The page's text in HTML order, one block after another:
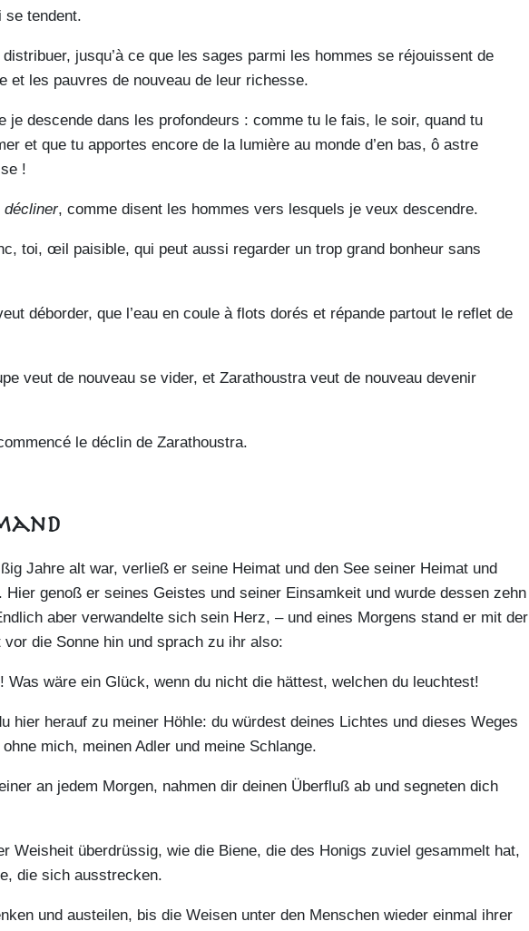
se tendent.
jusqu’à ce que les sages parmi les hommes se réjouissent de
et les pauvres de nouveau de leur richesse.
je descende dans les profondeurs : comme tu le fais, le soir, quand tu
et que tu apportes encore de la lumière au monde d’en bas, ô astre
!
décliner, comme disent les hommes vers lesquels je veux descendre.
toi, œil paisible, qui peut aussi regarder un trop grand bonheur sans
déborder, que l’eau en coule à flots dorés et répande partout le reflet de
veut de nouveau se vider, et Zarathoustra veut de nouveau devenir
le déclin de Zarathoustra.
Jahre alt war, verließ er seine Heimat und den See seiner Heimat und
Hier genoß er seines Geistes und seiner Einsamkeit und wurde dessen zehn
aber verwandelte sich sein Herz, – und eines Morgens stand er mit der
die Sonne hin und sprach zu ihr also:
Was wäre ein Glück, wenn du nicht die hättest, welchen du leuchtest!
hier herauf zu meiner Höhle: du würdest deines Lichtes und dieses Weges
mich, meinen Adler und meine Schlange.
an jedem Morgen, nahmen dir deinen Überfluß ab und segneten dich
Weisheit überdrüssig, wie die Biene, die des Honigs zuviel gesammelt hat,
die sich ausstrecken.
und austeilen, bis die Weisen unter den Menschen wieder einmal ihrer